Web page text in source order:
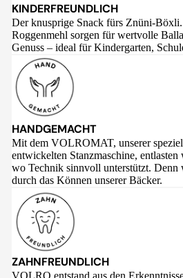
KINDERFREUNDLICH
Der knusprige Snack fürs Znüni-
Roggenmehl sorgen für wertvolle
Genuss – ideal für Kindergarten,
HANDGEMACHT
Mit dem VOLROMAT, unserer
entwickelten Stanzmaschine,
wo Technik sinnvoll unterstützt. Denn
durch das Können unserer Bäcker.
ZAHNFREUNDLICH
VOLRO entstand aus den